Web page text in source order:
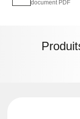
document PDF